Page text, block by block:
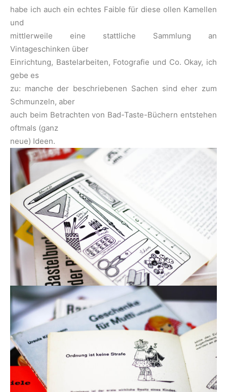
habe ich auch ein echtes Faible für diese ollen Kamellen
und
mittlerweile eine stattliche Sammlung an
Vintageschinken über
Einrichtung, Bastelarbeiten, Fotografie und Co. Okay, ich
gebe es
zu: manche der beschriebenen Sachen sind eher zum
Schmunzeln, aber
auch beim Betrachten von Bad-Taste-Büchern entstehen
oftmals (ganz
neue) Ideen.